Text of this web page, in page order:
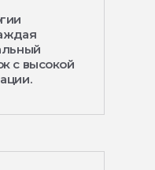
с высокой